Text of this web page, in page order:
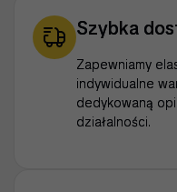
Szybka
Zapewniamy
indywidualne
dedykowaną
działalności.